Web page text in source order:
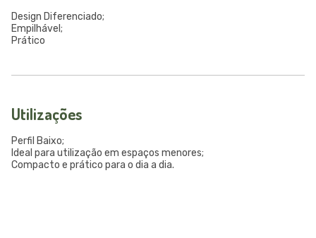
Design Diferenciado;
Empilhável;
Prático
Utilizações
Perfil Baixo;
Ideal para utilização em espaços menores;
Compacto e prático para o dia a dia.